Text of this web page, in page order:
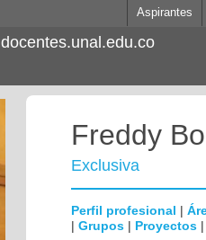
Aspirantes
docentes.unal.edu.co
Freddy
Exclusiva
Perfil profesional |
| Grupos | Proyectos